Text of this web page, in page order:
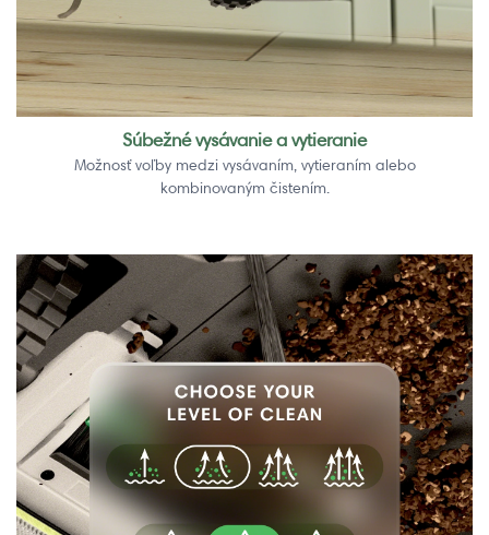
Súbežné vysávanie a vytieranie
Možnosť voľby medzi vysávaním, vytieraním alebo
kombinovaným čistením.